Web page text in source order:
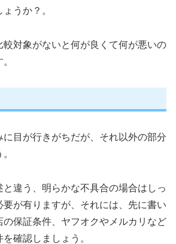
うか？。
較対象がないと何が良くて何が悪いの
に目が行きがちだが、それ以外の部分
違う、明らかな不具合の場合はしっ
が有りますが、それには、先に書い
の保証条件、ヤフオクやメルカリなど
確認しましょう。